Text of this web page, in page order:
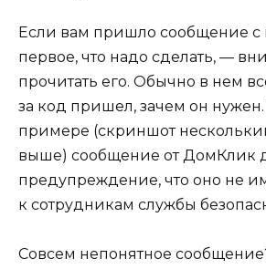
Если вам пришло сообщение с
первое, что надо сделать, —
прочитать его. Обычно в нем
за код пришел, зачем он
примере (скриншот
выше) сообщение от ДомКлик
предупреждение, что оно не
к сотрудникам службы
Совсем непонятное